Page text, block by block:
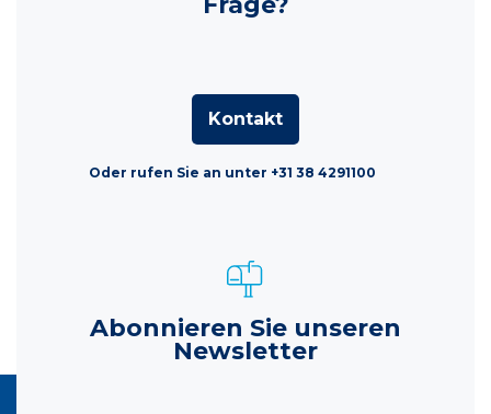
Kontakt
Oder rufen Sie an unter +31 38 4291100
Abonnieren Sie unseren
Newsletter